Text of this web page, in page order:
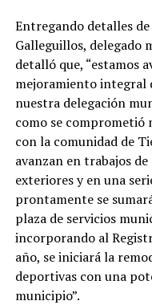
Entregando detalles
Galleguillos, delegado
detalló que, “estamos
mejoramiento integral
nuestra delegación
como se comprometió
con la comunidad de
avanzan en trabajos
exteriores y en una
prontamente se
plaza de servicios
incorporando al
año, se iniciará la
deportivas con una
municipio”.